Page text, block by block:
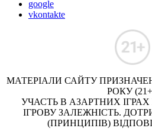
google
vkontakte
МАТЕРІАЛИ САЙТУ
РОКУ
УЧАСТЬ В АЗАРТНИХ
ІГРОВУ ЗАЛЕЖНІСТЬ.
(ПРИНЦИПІВ)